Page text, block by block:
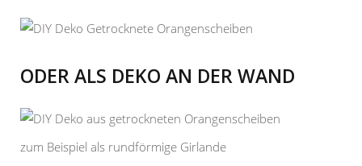
ODER ALS DEKO AN DER WAND
zum Beispiel als rundförmige Girlande